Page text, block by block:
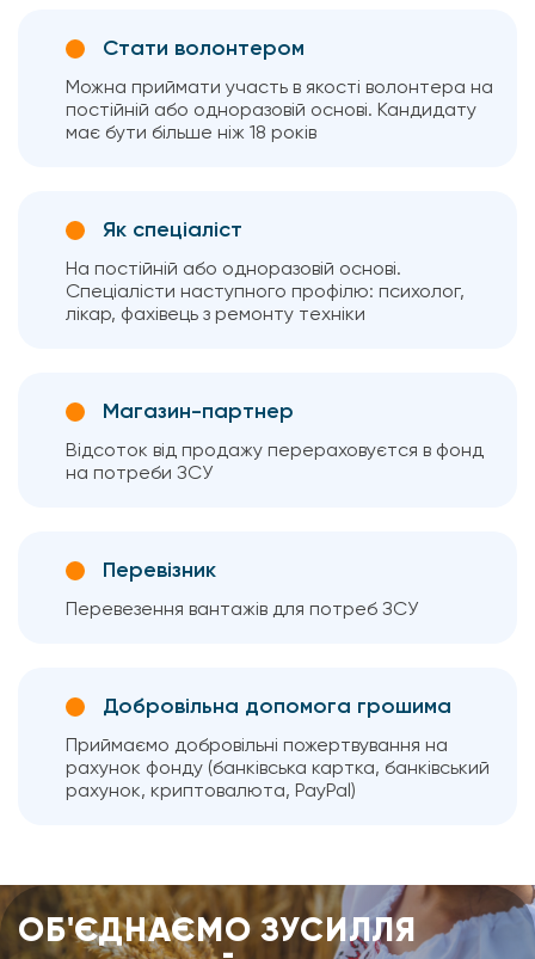
Стати волонтером
Можна приймати участь в якості волонтера на
постійній або одноразовій основі. Кандидату
має бути більше ніж 18 років
Як спеціаліст
На постійній або одноразовій основі.
Спеціалісти наступного профілю: психолог,
лікар, фахівець з ремонту техніки
Магазин-партнер
Відсоток від продажу перераховуєтся в фонд
на потреби ЗСУ
Перевізник
Перевезення вантажів для потреб ЗСУ
Добровільна допомога грошима
Приймаємо добровільні пожертвування на
рахунок фонду (банківська картка, банківський
рахунок, криптовалюта, PayPal)
ОБ'ЄДНАЄМО ЗУСИЛЛЯ